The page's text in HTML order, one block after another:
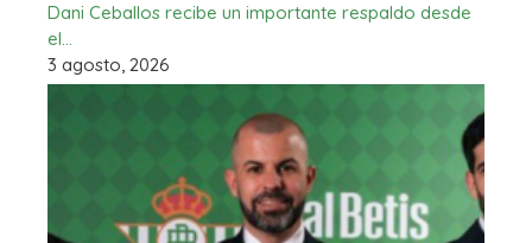
Dani Ceballos recibe un importante respaldo desde
el…
3 agosto, 2026